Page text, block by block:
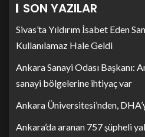
SON YAZILAR
Sivas’ta Yıldırım İsabet Eden
Kullanılamaz Hale Geldi
Ankara Sanayi Odası Başkanı:
sanayi bölgelerine ihtiyaç var
Ankara Üniversitesi’nden,
Ankara’da aranan 757 şüpheli